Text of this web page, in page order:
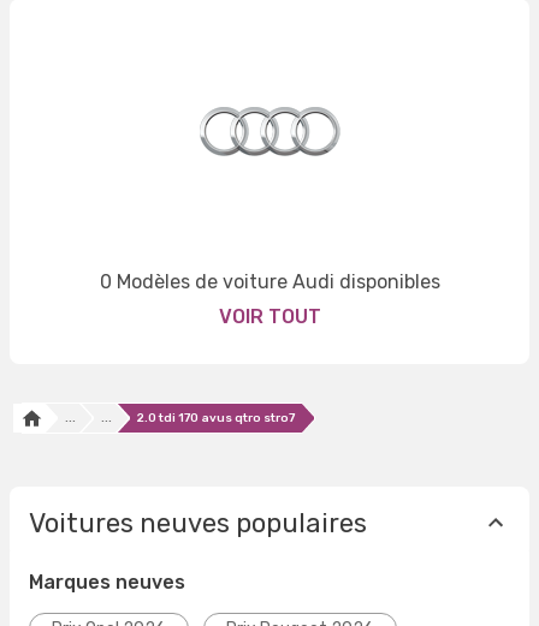
0 Modèles de voiture Audi disponibles
VOIR TOUT
... ... 2.0 tdi 170 avus qtro stro7
Voitures neuves populaires
Marques neuves